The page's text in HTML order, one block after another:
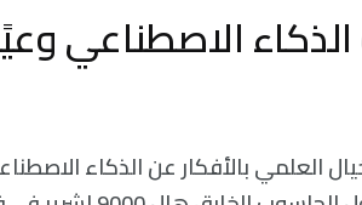
الاصطناعي
العلمي بالأفكار عن الذكاء